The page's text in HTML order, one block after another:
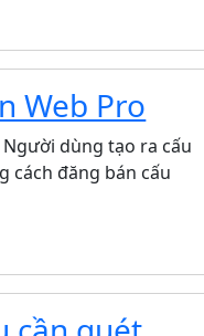
Web Pro
dùng tạo ra cấu
cách đăng bán cấu